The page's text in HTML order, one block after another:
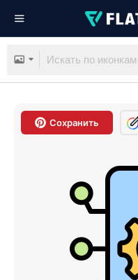
Сохранить